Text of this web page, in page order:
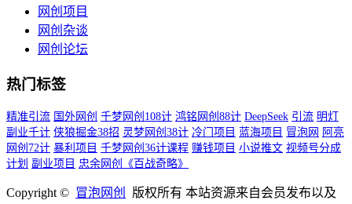
网创项目
网创杂谈
网创论坛
热门标签
精准引流 国外网创 千梦网创108计 鸿铭网创88计 DeepSeek 引流 明灯
副业千计 侠狼掘金38招 灵梦网创38计 冷门项目 蓝海项目 冒泡网 阿亮
网创72计 暴利项目 千梦网创36计课程 赚钱项目 小说推文 视频号分成
计划 副业项目 忠余网创《百战奇略》
Copyright © 冒泡网创
版权所有 本站资源来自会员发布以及